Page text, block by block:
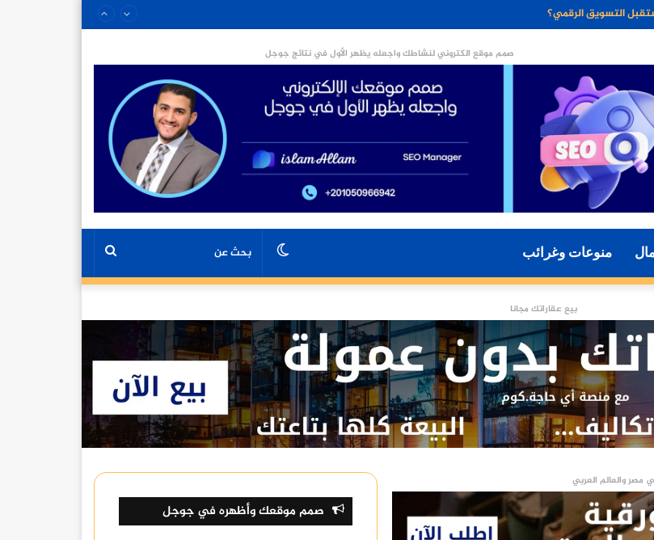
الجلوتين وفوائده الصحية
صمم موقع الكتروني لنشاطك واجعله يظهر الأول في نتائج جوجل
منوعات وغرائب الوضع
بيع عقاراتك مجانا
مصر والعالم العربي
صمم موقعك وأظهره في جوجل